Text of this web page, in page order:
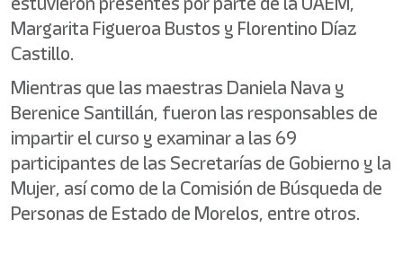
Margarita Figueroa Bustos y Florentino Díaz
Castillo.
Mientras que las maestras Daniela Nava y
Berenice Santillán, fueron las responsables de
impartir el curso y examinar a las 69
participantes de las Secretarías de Gobierno y la
Mujer, así como de la Comisión de Búsqueda de
Personas de Estado de Morelos, entre otros.